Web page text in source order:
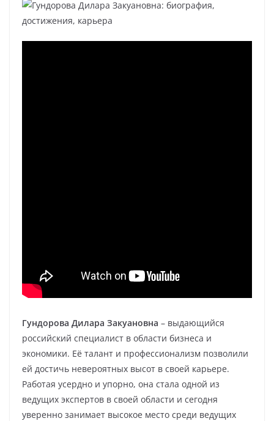
Гундорова Дилара Закуановна – выдающийся
российский специалист в области бизнеса и
экономики. Её талант и профессионализм позволили
ей достичь невероятных высот в своей карьере.
Работая усердно и упорно, она стала одной из
ведущих экспертов в своей области и сегодня
уверенно занимает высокое место среди ведущих